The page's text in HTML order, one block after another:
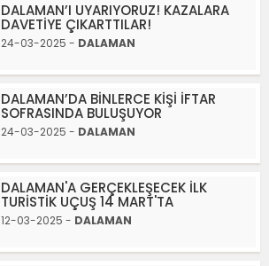
DALAMAN’I UYARIYORUZ! KAZALARA
DAVETİYE ÇIKARTTILAR!
24-03-2025 - DALAMAN
DALAMAN’DA BİNLERCE KİŞİ İFTAR
SOFRASINDA BULUŞUYOR
24-03-2025 - DALAMAN
DALAMAN'A GERÇEKLEŞECEK İLK
TURİSTİK UÇUŞ 14 MART'TA
12-03-2025 - DALAMAN